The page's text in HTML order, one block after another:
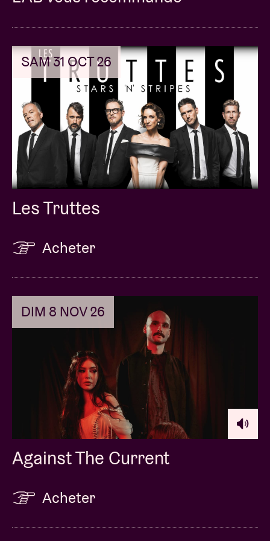
charismatique, des titres ultra solides et un
le 16 mai à l’AB. Un rendez-vous avec l’histoire à ne
Concert pictures © Karel Uyttendaele
SAM 31 OCT 26
Les Truttes
Acheter
DIM 8 NOV 26
Against The Current
Acheter